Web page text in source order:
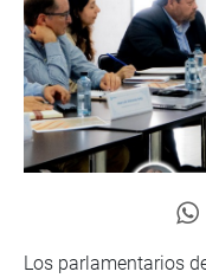
Los parlamentarios